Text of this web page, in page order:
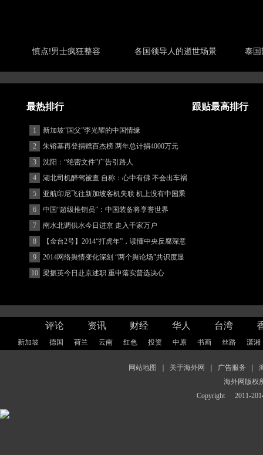
慎点!男士疯狂整容 各国领导人的逝世场景 泰国
最热排行 跟贴最高排行
1
新加坡“国父”李光耀的中国情缘
2
朱镕基再登捐赠百杰榜 两年总计捐4000万元
3
沈阳：“绝密文件”广告引路人
4
湖北司机醉驾被查 自称：心中有佛 不会出车祸
(图)
5
亚航印尼飞往新加坡客机失联 机上没有中国乘
客
6
中国“超级推销员”：中国装备将享誉世界
7
南水北调供水今日进京 走入千家万户
8
【金台2号】2014“打虎年”，读懂中央反腐深意
9
2014网络舆情变化深刻 “两个舆论场”共识度显
著增强
10 梁振英今日赴京述职 重申落实普选决心
评论 资讯 财经 华人 台湾
新加坡 德国 荷兰 云南 红色 投资 中原 书画 丝路 潇湘
网站地图 关于海外网 广告服务
海外网版权
Copyright
2011-